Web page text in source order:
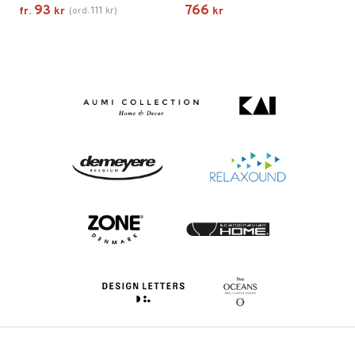
fr. 93 kr (ord.111 kr) 766 kr